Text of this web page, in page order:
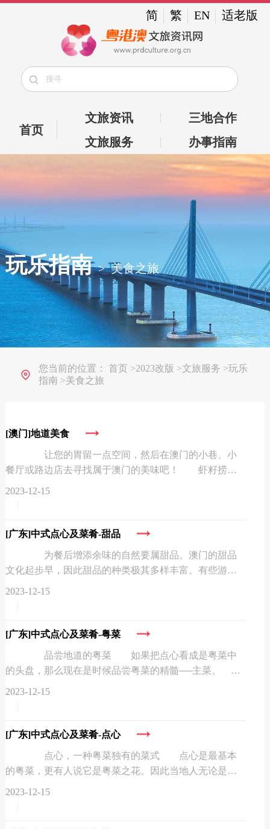
首页
文旅资讯
三地合作
文旅服务
办事指南
简 繁 EN 适老版
玩乐指南 > 美食之旅
您当前的位置： 首页 >2023改版 >文旅服务 >玩乐
指南 >美食之旅
[澳门]地道美食
让您的胃留一点空间，然后在澳门的小巷、小
餐厅或路边店去寻找属于澳门的美味吧！ 虾籽捞
2023-12-15
[广东]中式点心及菜肴-甜品
为餐后增添余味的自然要属甜品。澳门的甜品
文化起步早，因此甜品的种类极其多样丰富。有些游客
2023-12-15
[广东]中式点心及菜肴-粤菜
品尝地道的粤菜 如果把点心看成是粤菜中
的头盘，那么现在是时候品尝粤菜的精髓──主菜。
2023-12-15
[广东]中式点心及菜肴-点心
点心，一种粤菜独有的菜式 点心是最基本
的粤菜，更有人说它是粤菜之花。因此当地人无论是早
2023-12-15